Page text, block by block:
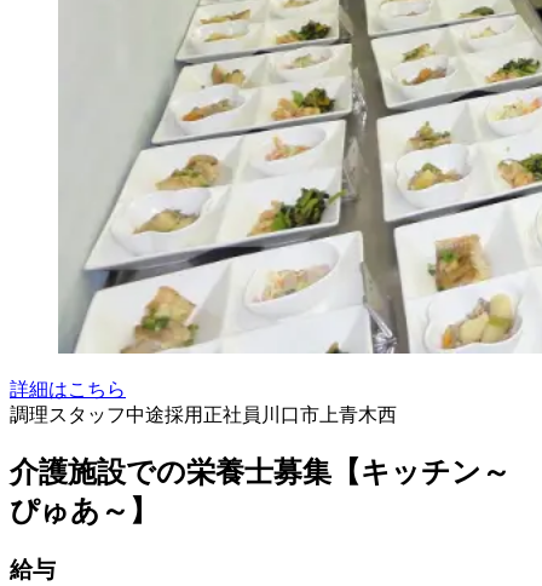
詳細はこちら
調理スタッフ中途採用 正社員 川口市上青木西
介護施設での栄養士募集【キッチン～
ぴゅあ～】
給与